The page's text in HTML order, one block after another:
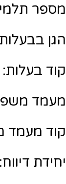
מספר תלמידים
הגן
קוד בעלות: 10469005
מעמד
קוד מעמד
יחידת